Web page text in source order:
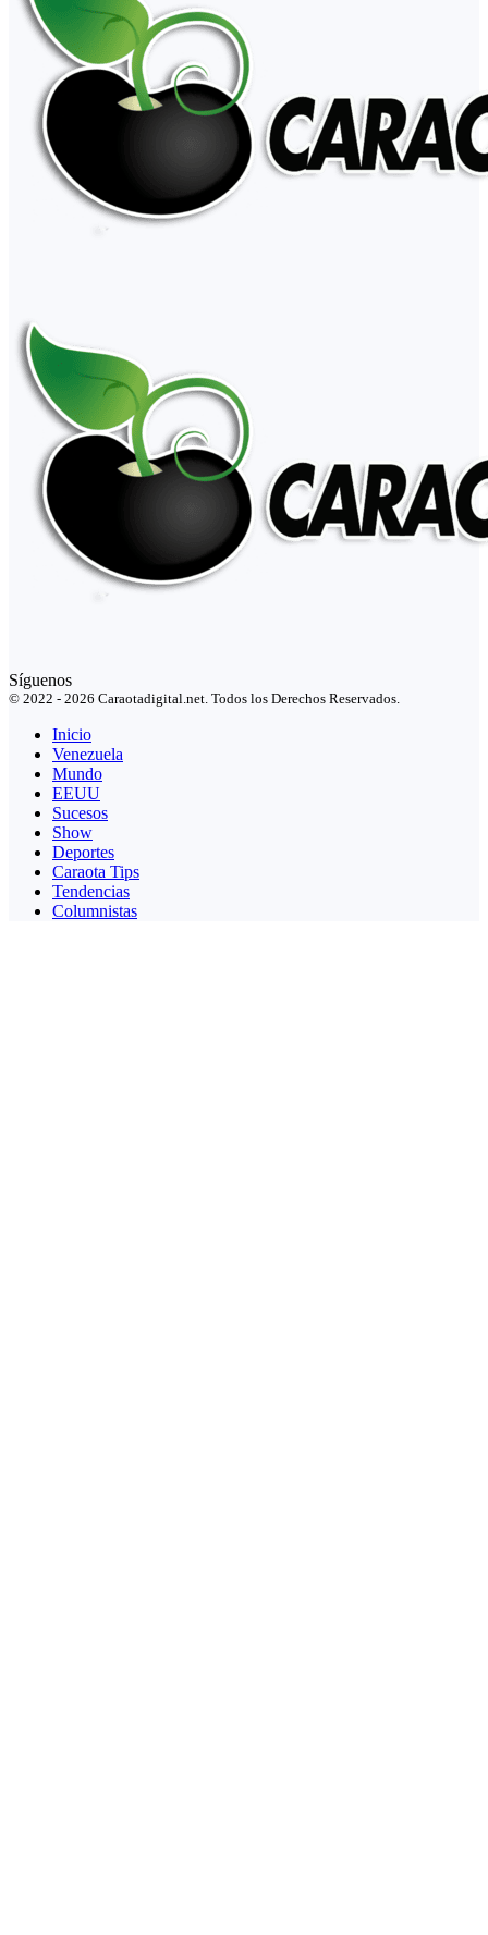
Síguenos
© 2022 - 2026 Caraotadigital.net. Todos los Derechos Reservados.
Inicio
Venezuela
Mundo
EEUU
Sucesos
Show
Deportes
Caraota Tips
Tendencias
Columnistas